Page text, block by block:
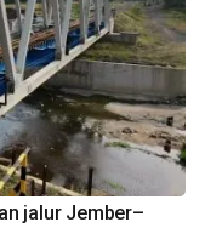
jalur Jember–